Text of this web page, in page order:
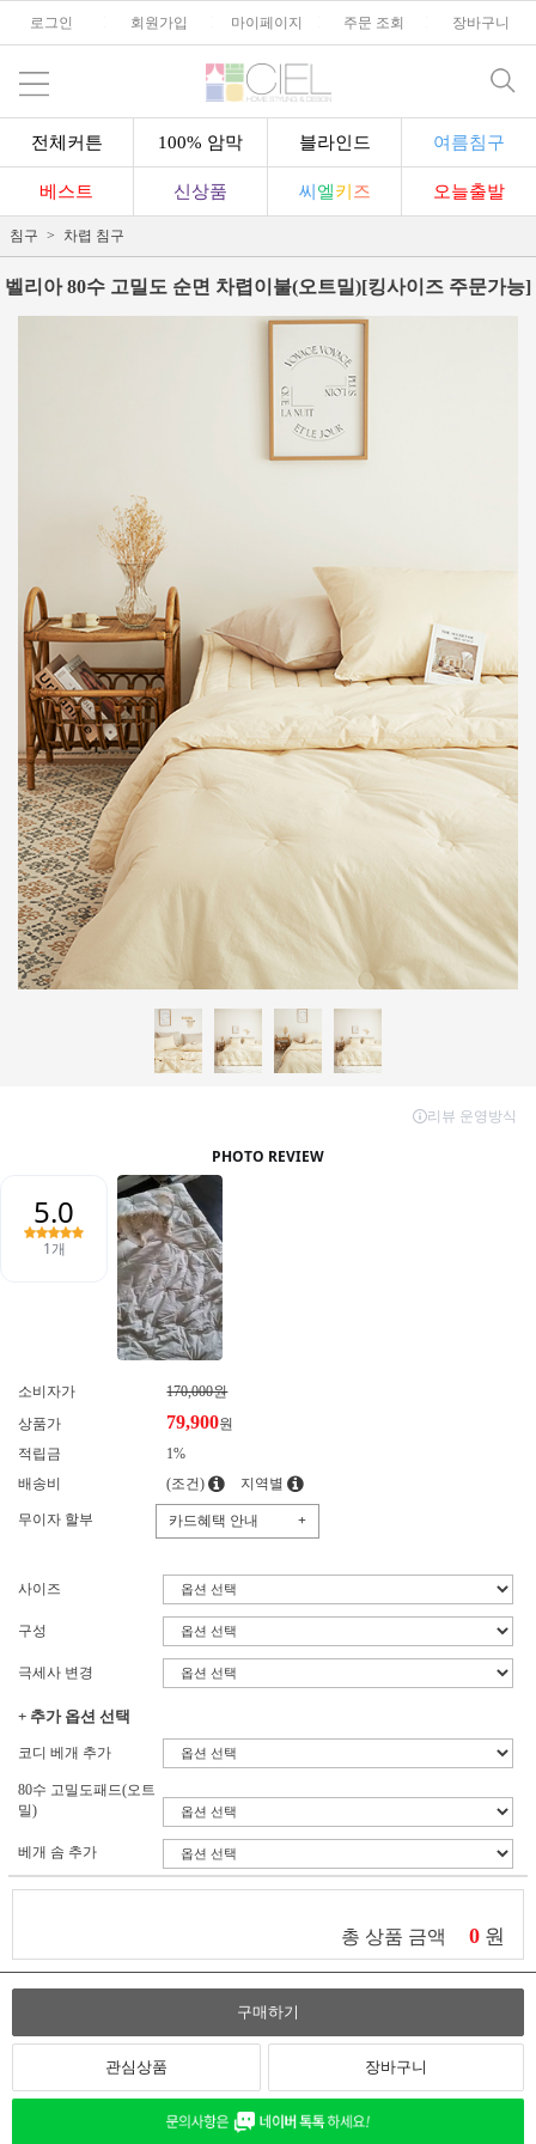
로그인 회원가입 마이페이지 주문 조회 장바구니
전체커튼 100% 암막 블라인드 여름침구
베스트 신상품 씨 엘키 즈 오늘출발
침구 차렵 침구
벨리아 80수 고밀도 순면 차렵이불(오트밀)[킹사이즈 주문가능]
소비자가
170,000원
상품가
79,900원
적립금
1%
배송비
(조건) 지역별
무이자 할부 카드혜택 안내 +
사이즈
구성
극세사 변경
+ 추가 옵션 선택
코디 베개 추가
80수 고밀도패드(오트
밀)
베개 솜 추가
총 상품 금액 0 원
구매하기
관심상품 장바구니